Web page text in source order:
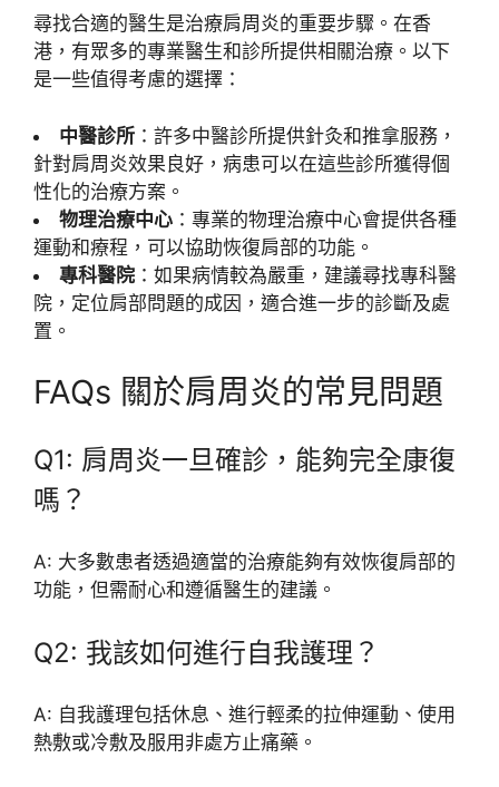
尋找合適的醫生是治療肩周炎的重要步驟。在香
港，有眾多的專業醫生和診所提供相關治療。以下
是一些值得考慮的選擇：
中醫診所 ：許多中醫診所提供針灸和推拿服務，
針對肩周炎效果良好，病患可以在這些診所獲得個
性化的治療方案。
物理治療中心 ：專業的物理治療中心會提供各種
運動和療程，可以協助恢復肩部的功能。
專科醫院 ：如果病情較為嚴重，建議尋找專科醫
院，定位肩部問題的成因，適合進一步的診斷及處
置。
FAQs 關於肩周炎的常見問題
Q1: 肩周炎一旦確診，能夠完全康復
嗎？
A: 大多數患者透過適當的治療能夠有效恢復肩部的
功能，但需耐心和遵循醫生的建議。
Q2: 我該如何進行自我護理？
A: 自我護理包括休息、進行輕柔的拉伸運動、使用
熱敷或冷敷及服用非處方止痛藥。